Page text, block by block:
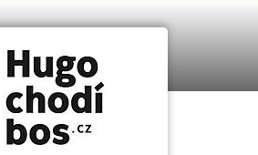
Registrovat